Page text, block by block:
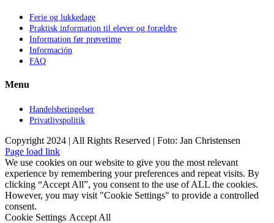
Ferie og lukkedage
Praktisk information til elever og forældre
Information før prøvetime
Información
FAQ
Menu
Handelsbetingelser
Privatlivspolitik
Copyright 2024 | All Rights Reserved | Foto: Jan Christensen
Facebook
Instagram
Page load link
We use cookies on our website to give you the most relevant
experience by remembering your preferences and repeat visits. By
clicking “Accept All”, you consent to the use of ALL the cookies.
However, you may visit "Cookie Settings" to provide a controlled
consent.
Cookie Settings Accept All